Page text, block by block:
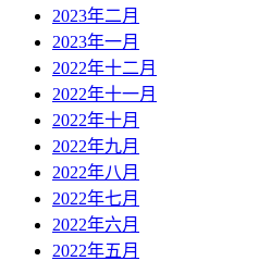
2023年二月
2023年一月
2022年十二月
2022年十一月
2022年十月
2022年九月
2022年八月
2022年七月
2022年六月
2022年五月